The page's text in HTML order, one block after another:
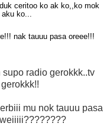
ceritoo ko ak ko,,ko mok
ko...
nak tauuu pasa oreee!!!
radio gerokkk..tv
mu nok tauuu pasa